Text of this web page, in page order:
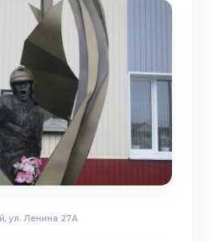
ул. Ленина 27А